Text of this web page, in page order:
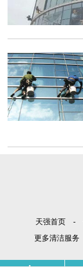
天强首页 -
更多清洁服务